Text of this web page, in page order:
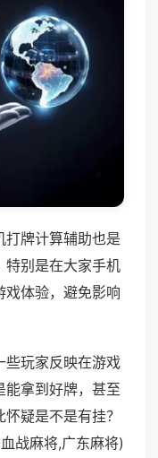
打牌计算辅助也是
特别是在大家手机
戏体验，避免影响
些玩家反映在游戏
能拿到好牌，甚至
疑是不是有挂？
战麻将,广东麻将)